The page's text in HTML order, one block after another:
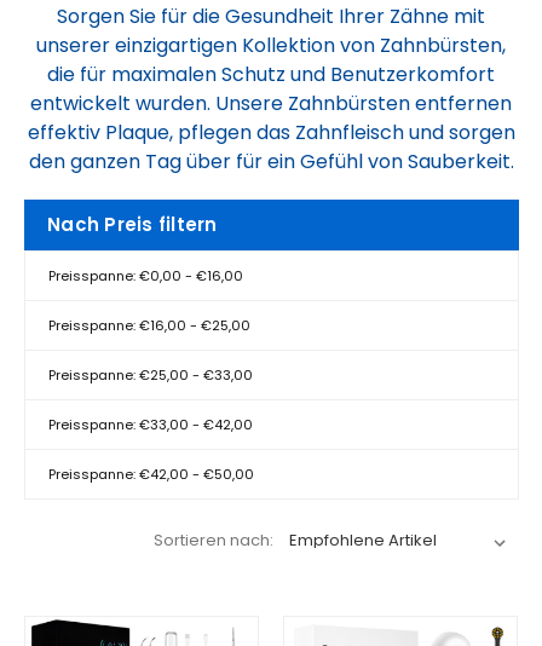
Sorgen Sie für die Gesundheit Ihrer Zähne mit
unserer einzigartigen Kollektion von Zahnbürsten,
die für maximalen Schutz und Benutzerkomfort
entwickelt wurden. Unsere Zahnbürsten entfernen
effektiv Plaque, pflegen das Zahnfleisch und sorgen
den ganzen Tag über für ein Gefühl von Sauberkeit.
Nach Preis filtern
Preisspanne: €0,00 - €16,00
Preisspanne: €16,00 - €25,00
Preisspanne: €25,00 - €33,00
Preisspanne: €33,00 - €42,00
Preisspanne: €42,00 - €50,00
Sortieren nach: